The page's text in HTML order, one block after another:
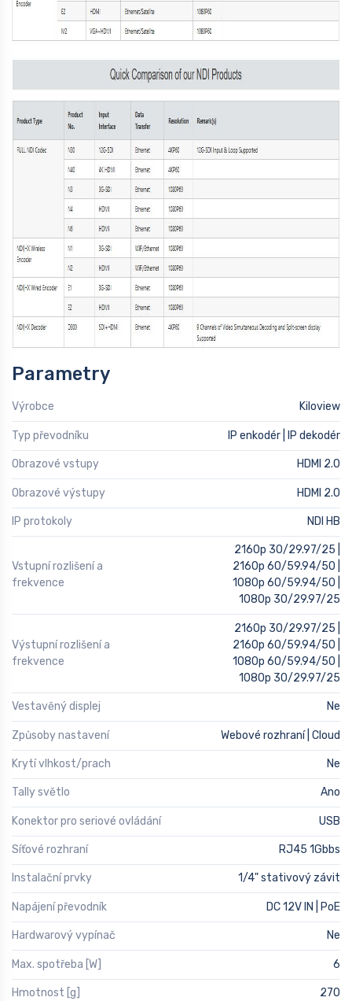
Parametry
Výrobce Kiloview
Typ převodníku IP enkodér | IP dekodér
Obrazové vstupy HDMI 2.0
Obrazové výstupy HDMI 2.0
IP protokoly NDI HB
Vstupní rozlišení a
frekvence
2160p 30/29.97/25 |
2160p 60/59.94/50 |
1080p 60/59.94/50 |
1080p 30/29.97/25
Výstupní rozlišení a
frekvence
2160p 30/29.97/25 |
2160p 60/59.94/50 |
1080p 60/59.94/50 |
1080p 30/29.97/25
Vestavěný displej Ne
Způsoby nastavení Webové rozhraní | Cloud
Krytí vlhkost/prach Ne
Tally světlo Ano
Konektor pro seriové ovládání USB
Síťové rozhraní RJ45 1Gbbs
Instalační prvky 1/4" stativový závit
Napájení převodník DC 12V IN | PoE
Hardwarový vypínač Ne
Max. spotřeba [W] 6
Hmotnost [g] 270